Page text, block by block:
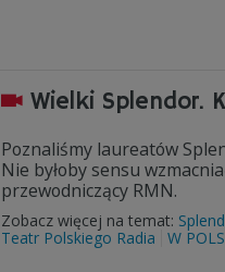
Wielki Splendor.
Poznaliśmy laureatów
Nie byłoby sensu
przewodniczący RMN.
Zobacz więcej na temat:
Teatr Polskiego Radia
W